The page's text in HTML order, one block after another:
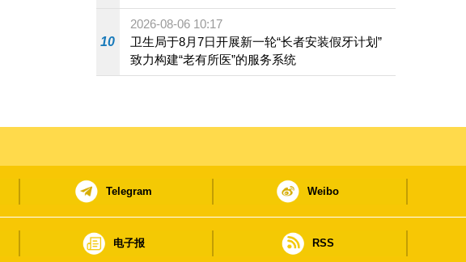
10
2026-08-06 10:17
卫生局于8月7日开展新一轮“长者安装假牙计划”
致力构建“老有所医”的服务系统
Telegram Weibo
电子报 RSS